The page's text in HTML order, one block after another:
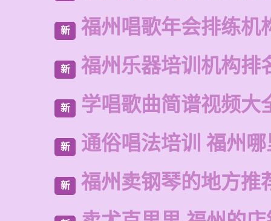
新 福州唱歌年会排练机
新 福州乐器培训机构排
新 学唱歌曲简谱视频大
新 通俗唱法培训 福州
新 福州卖钢琴的地方推